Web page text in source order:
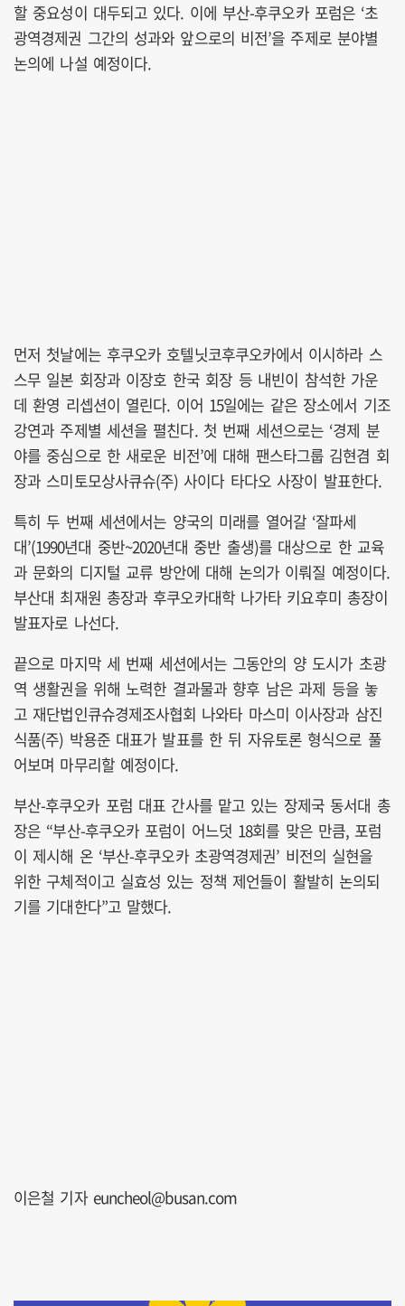
할 중요성이 대두되고 있다. 이에 부산-후쿠오카 포럼은 ‘초
광역경제권 그간의 성과와 앞으로의 비전’을 주제로 분야별
논의에 나설 예정이다.
먼저 첫날에는 후쿠오카 호텔닛코후쿠오카에서 이시하라 스
스무 일본 회장과 이장호 한국 회장 등 내빈이 참석한 가운
데 환영 리셉션이 열린다. 이어 15일에는 같은 장소에서 기조
강연과 주제별 세션을 펼친다. 첫 번째 세션으로는 ‘경제 분
야를 중심으로 한 새로운 비전’에 대해 팬스타그룹 김현겸 회
장과 스미토모상사큐슈(주) 사이다 타다오 사장이 발표한다.
특히 두 번째 세션에서는 양국의 미래를 열어갈 ‘잘파세
대’(1990년대 중반~2020년대 중반 출생)를 대상으로 한 교육
과 문화의 디지털 교류 방안에 대해 논의가 이뤄질 예정이다.
부산대 최재원 총장과 후쿠오카대학 나가타 키요후미 총장이
발표자로 나선다.
끝으로 마지막 세 번째 세션에서는 그동안의 양 도시가 초광
역 생활권을 위해 노력한 결과물과 향후 남은 과제 등을 놓
고 재단법인큐슈경제조사협회 나와타 마스미 이사장과 삼진
식품(주) 박용준 대표가 발표를 한 뒤 자유토론 형식으로 풀
어보며 마무리할 예정이다.
부산-후쿠오카 포럼 대표 간사를 맡고 있는 장제국 동서대 총
장은 “부산-후쿠오카 포럼이 어느덧 18회를 맞은 만큼, 포럼
이 제시해 온 ‘부산-후쿠오카 초광역경제권’ 비전의 실현을
위한 구체적이고 실효성 있는 정책 제언들이 활발히 논의되
기를 기대한다”고 말했다.
이은철 기자 euncheol@busan.com